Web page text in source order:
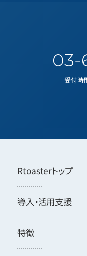
03-
受付時
Rtoasterトップ
導入・活用支援
特徴